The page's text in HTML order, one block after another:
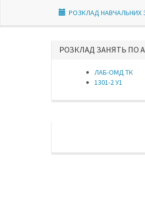
РОЗКЛАД НАВЧАЛЬНИХ
РОЗКЛАД ЗАНЯТЬ ПО
ЛАБ-ОМД ТК
1301-2 У1